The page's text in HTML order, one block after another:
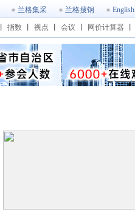
兰格集采 兰格搜钢 English
指数 视点 会议 网价计算器